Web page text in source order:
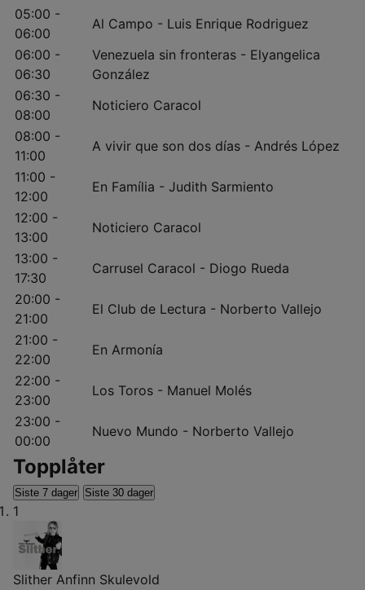
05:00 -
06:00
Al Campo - Luis Enrique Rodriguez
06:00 -
06:30
Venezuela sin fronteras - Elyangelica
González
06:30 -
08:00
Noticiero Caracol
08:00 -
11:00
A vivir que son dos días - Andrés López
11:00 -
12:00
En Família - Judith Sarmiento
12:00 -
13:00
Noticiero Caracol
13:00 -
17:30
Carrusel Caracol - Diogo Rueda
20:00 -
21:00
El Club de Lectura - Norberto Vallejo
21:00 -
22:00
En Armonía
22:00 -
23:00
Los Toros - Manuel Molés
23:00 -
00:00
Nuevo Mundo - Norberto Vallejo
Topplåter
Siste 7 dager Siste 30 dager
1
Slither Anfinn Skulevold